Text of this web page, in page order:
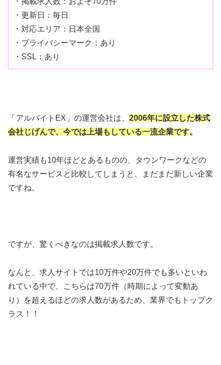
・更新日：毎日
・対応エリア：日本全国
・プライバシーマーク：あり
・SSL：あり
「アルバイトEX」の運営会社は、 2006年に設立した株式
会社じげんで、今では上場もしている一流企業です。
運営実績も10年ほどとあるものの、タウンワークなどの
有名なサービスと比較してしまうと、まだまだ新しい企業
ですね。
ですが、驚くべきなのは掲載求人数です。
なんと、求人サイトでは10万件や20万件でも多いといわ
れている中で、こちらは70万件（時期によって変動あ
り）を超えるほどの求人数があるため、業界でもトップク
ラス！！